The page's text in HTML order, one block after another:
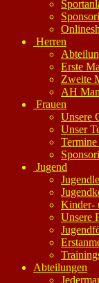
Herren
Erste
Zweite
AH
Frauen
Unsere
Unser
Jugend
Kinder-
Unsere
Abteilungen